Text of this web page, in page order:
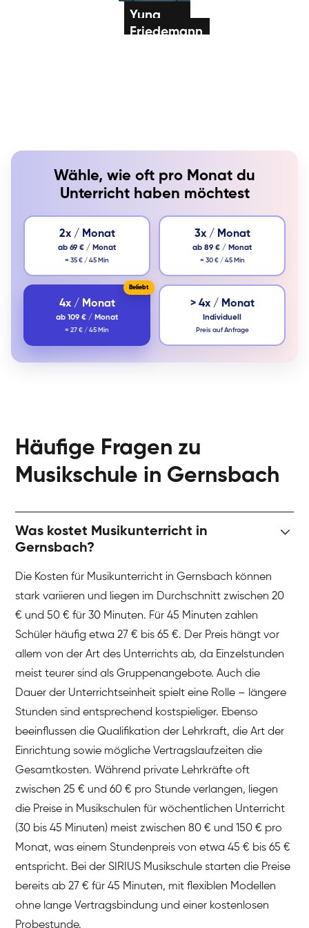
Yuna
Klavier / Piano /
Friedemann
Wähle, wie oft pro Monat du
Unterricht haben möchtest
2x / Monat
ab 69 € / Monat
≈ 35 € / 45 Min
3x / Monat
ab 89 € / Monat
≈ 30 € / 45 Min
4x / Monat
ab 109 € / Monat
≈ 27 € / 45 Min
> 4x / Monat
Individuell
Preis auf Anfrage
Häufige Fragen zu
Musikschule in Gernsbach
Was kostet Musikunterricht in
Gernsbach?
Die Kosten für Musikunterricht in Gernsbach können
stark variieren und liegen im Durchschnitt zwischen 20
€ und 50 € für 30 Minuten. Für 45 Minuten zahlen
Schüler häufig etwa 27 € bis 65 €. Der Preis hängt vor
allem von der Art des Unterrichts ab, da Einzelstunden
meist teurer sind als Gruppenangebote. Auch die
Dauer der Unterrichtseinheit spielt eine Rolle – längere
Stunden sind entsprechend kostspieliger. Ebenso
beeinflussen die Qualifikation der Lehrkraft, die Art der
Einrichtung sowie mögliche Vertragslaufzeiten die
Gesamtkosten. Während private Lehrkräfte oft
zwischen 25 € und 60 € pro Stunde verlangen, liegen
die Preise in Musikschulen für wöchentlichen Unterricht
(30 bis 45 Minuten) meist zwischen 80 € und 150 € pro
Monat, was einem Stundenpreis von etwa 45 € bis 65 €
entspricht. Bei der SIRIUS Musikschule starten die Preise
bereits ab 27 € für 45 Minuten, mit flexiblen Modellen
ohne lange Vertragsbindung und einer kostenlosen
Probestunde.